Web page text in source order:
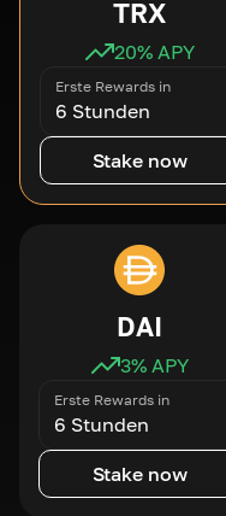
TRX
20% APY
Erste Rewards in
6 Stunden
Stake now
DAI
3% APY
Erste Rewards in
6 Stunden
Stake now